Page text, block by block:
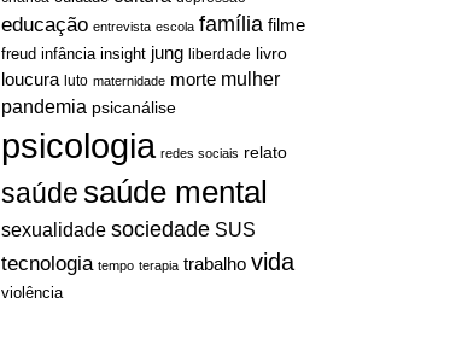
educação entrevista escola família filme
freud infância insight jung liberdade livro
loucura luto maternidade morte mulher
pandemia psicanálise
psicologia redes sociais relato
saúdesaúde mental
sexualidade sociedade SUS
tecnologia tempo terapia trabalho vida
violência